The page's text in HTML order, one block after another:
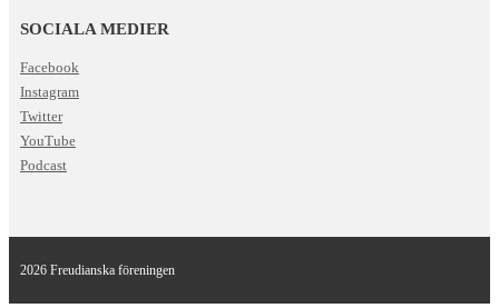
SOCIALA MEDIER
Facebook
Instagram
Twitter
YouTube
Podcast
2026 Freudianska föreningen